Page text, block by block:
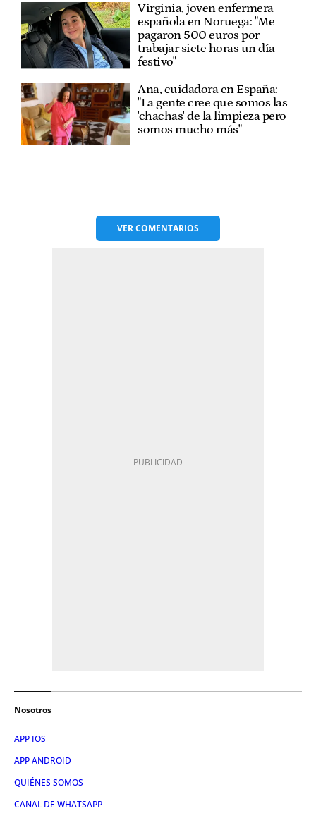
Virginia, joven enfermera
española en Noruega: "Me
pagaron 500 euros por
trabajar siete horas un día
festivo"
Ana, cuidadora en España:
"La gente cree que somos las
'chachas' de la limpieza pero
somos mucho más"
VERCOMENTARIOS
Nosotros
APP IOS
APP ANDROID
QUIÉNES SOMOS
CANAL DE WHATSAPP